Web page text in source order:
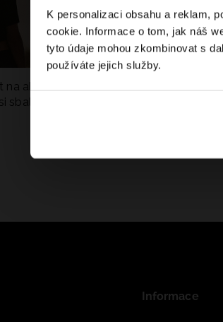
K personalizaci obsahu a reklam,
cookie. Informace o tom, jak náš
tyto údaje mohou zkombinovat s
používáte jejich služby.
aktivní den u
sbalit
kategorie? Kompletní
Informace